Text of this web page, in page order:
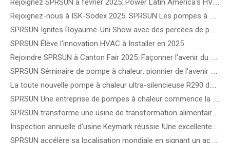
SPRSUN Élève l'innovation HVAC à Installer en 2025